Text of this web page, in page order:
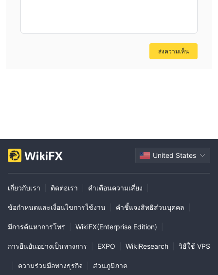
ส่งความเห็น
United States
เกี่ยวกับเรา ติดต่อเรา คำเตือนความเสี่ยง
ข้อกำหนดและเงื่อนไขการใช้งาน คำชี้แจงสิทธิส่วนบุคคล
มีการค้นหาการโทร WikiFX(Enterprise Edition)
การยืนยันอย่างเป็นทางการ EXPO WikiResearch วิธีใช้ VPS
ความร่วมมือทางธุรกิจ ส่วนภูมิภาค